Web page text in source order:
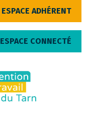
ESPACE ADHÉRENT
ESPACE CONNECTÉ